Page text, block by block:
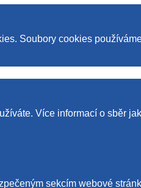
Soubory cookies
Více informací o sběr
sekcím webové